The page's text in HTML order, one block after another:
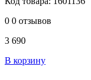
0 0 отзывов
3 690
В корзину